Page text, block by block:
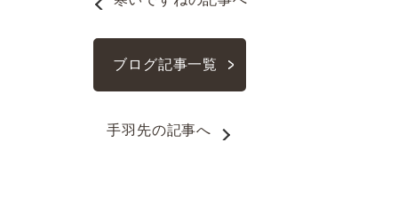
ブログ記事一覧
手羽先の記事へ